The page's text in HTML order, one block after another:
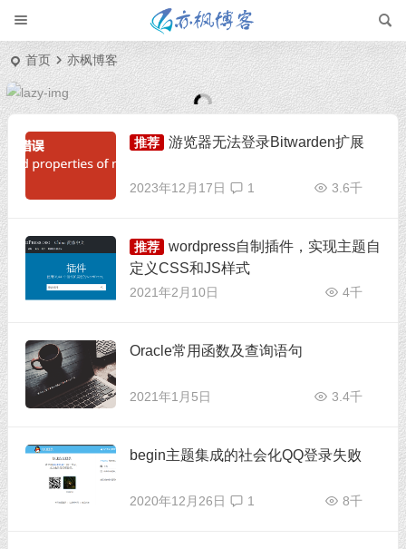
首页 亦枫博客
推荐 游览器无法登录Bitwarden扩展
2023年12月17日 3.6千
1
推荐
wordpress自制插件，实现主题自
定义CSS和JS样式
2021年2月10日 4千
Oracle常用函数及查询语句
2021年1月5日 3.4千
begin主题集成的社会化QQ登录失败
2020年12月26日 8千
1